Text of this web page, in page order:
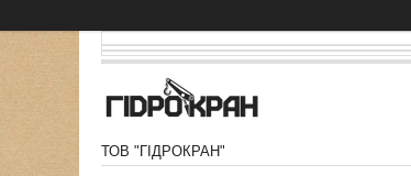
ТОВ "ГІДРОКРАН"